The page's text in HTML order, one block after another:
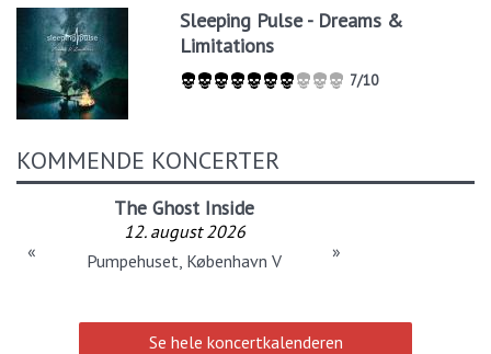
Sleeping Pulse - Dreams &
Limitations
7/10
KOMMENDE KONCERTER
The Ghost Inside
12. august 2026
Pumpehuset, København V
« »
Se hele koncertkalenderen